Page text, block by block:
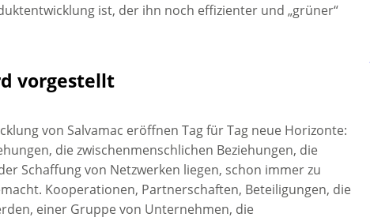
ist, der ihn noch effizienter und „grüner“
vorgestellt
von Salvamac eröffnen Tag für Tag neue Horizonte:
die zwischenmenschlichen Beziehungen, die
Schaffung von Netzwerken liegen, schon immer zu
Kooperationen, Partnerschaften, Beteiligungen, die
einer Gruppe von Unternehmen, die